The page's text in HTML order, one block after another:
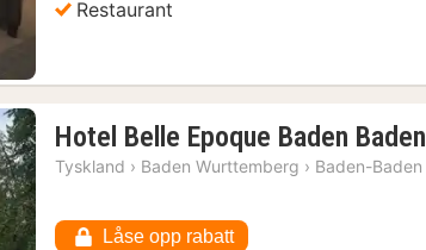
Restaurant
Hotel Belle Epoque Baden Baden
Tyskland › Baden Wurttemberg › Baden-Baden
Låse opp rabatt